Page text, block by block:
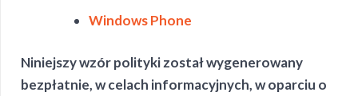
Windows Phone
Niniejszy wzór polityki został wygenerowany
bezpłatnie, w celach informacyjnych, w oparciu o